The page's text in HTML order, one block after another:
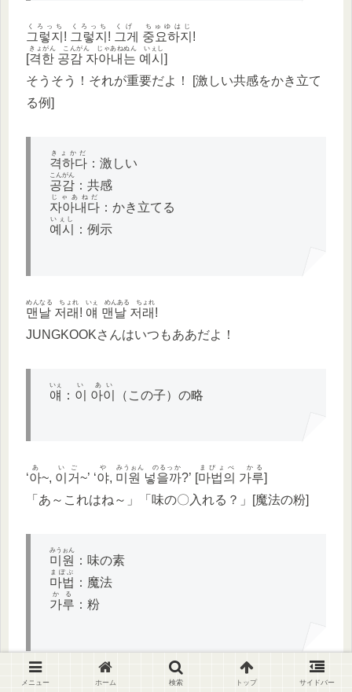
그렇지
くろっち
! 그렇지
くろっち
! 그게 중요하지
くげ ちゅゆはじ
!
[격한 공감 자아내는 예시
きょがん こんがん じゃあねぬん いぇし
]
そうそう！それが重要だよ！ [激しい共感をかき立て
る例]
격하다
きょかだ
：激しい
공감
こんがん
：共感
자아내다
じゃあねだ
：かき立てる
예시
いぇし
：例示
맨날 저래
めんなる ちょれ
! 얘 맨날 저래
いぇ めんある ちょれ
!
JUNGKOOKさんはいつもああだよ！
얘
いぇ
： 이 아이
い あい
（この子）の略
‘아
あ
~, 이거
いご
~’ ‘야
や
, 미원 넣을까
みうぉん のるっか
?’ [마법의 가루
まぴょべ かる
]
「あ～これはね～」「味の〇入れる？」[魔法の粉]
미원
みうぉん
：味の素
마법
まぽぷ
：魔法
가루
かる
：粉
ちんぐが よじゅん なはんて むぉんが ふぁなん こっちょろん ぽいん なぬん ちんぐえげ お
っとっけ はるっか
メニュー ホーム 検索 トップ サイドバー